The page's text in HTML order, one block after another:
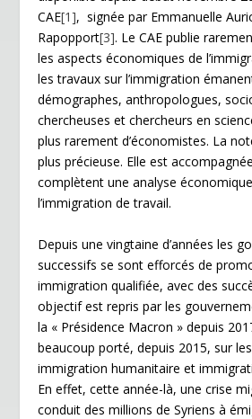
CAE[1], signée par Emmanuelle
Rapopport[3]. Le CAE publie
les aspects économiques de
les travaux sur l’immigration
démographes, anthropologues,
chercheuses et chercheurs en
plus rarement d’économistes. La
plus précieuse. Elle est
complètent une analyse
l’immigration de travail.
Depuis une vingtaine d’années les
successifs se sont efforcés de
immigration qualifiée, avec des
objectif est repris par les
la « Présidence Macron » depuis
beaucoup porté, depuis 2015, sur
immigration humanitaire et
En effet, cette année-là, une crise
conduit des millions de Syriens à